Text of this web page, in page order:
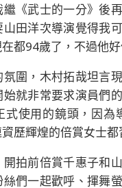
《武士的一分》後
田洋次導演覺得我
都94歲了，不過他
圍，木村拓哉坦言
就非常要求演員們
式使用的鏡頭，因為
資歷輝煌的倍賞女士
拍前倍賞千惠子和
絲們一起歡呼、揮